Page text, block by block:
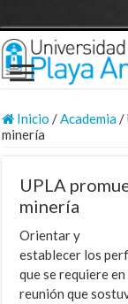
Inicio /Academia/
minería
UPLA
minería
Orientar y
establecer los
que se requiere
reunión que